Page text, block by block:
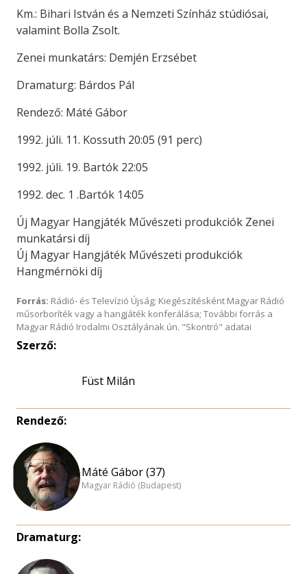
Km.: Bihari István és a Nemzeti Színház stúdiósai,
valamint Bolla Zsolt.
Zenei munkatárs: Demjén Erzsébet
Dramaturg: Bárdos Pál
Rendező: Máté Gábor
1992. júli. 11. Kossuth 20:05 (91 perc)
1992. júli. 19. Bartók 22:05
1992. dec. 1 .Bartók 14:05
Új Magyar Hangjáték Művészeti produkciók Zenei
munkatársi díj
Új Magyar Hangjáték Művészeti produkciók
Hangmérnöki díj
Forrás: Rádió- és Televízió Újság; Kiegészítésként Magyar Rádió
műsorboríték vagy a hangjáték konferálása; További forrás a
Magyar Rádió Irodalmi Osztályának ún. "Skontró" adatai
Szerző:
Füst Milán
Rendező:
Máté Gábor (37)
Magyar Rádió (Budapest)
Dramaturg: